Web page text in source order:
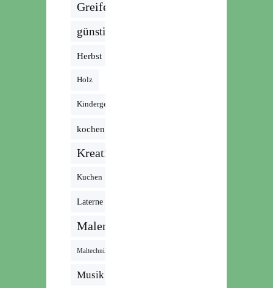
Greifen
günstig
Herbst
Holz
Kindergeburtstag
kochen
Kreativ
Kuchen
Laterne
Malen
Maltechnik
Musik /